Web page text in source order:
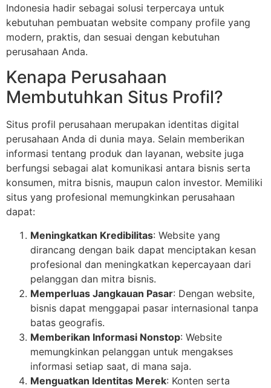
Indonesia hadir sebagai solusi terpercaya untuk
kebutuhan pembuatan website company profile yang
modern, praktis, dan sesuai dengan kebutuhan
perusahaan Anda.
Kenapa Perusahaan
Membutuhkan Situs Profil?
Situs profil perusahaan merupakan identitas digital
perusahaan Anda di dunia maya. Selain memberikan
informasi tentang produk dan layanan, website juga
berfungsi sebagai alat komunikasi antara bisnis serta
konsumen, mitra bisnis, maupun calon investor. Memiliki
situs yang profesional memungkinkan perusahaan
dapat:
Meningkatkan Kredibilitas: Website yang
dirancang dengan baik dapat menciptakan kesan
profesional dan meningkatkan kepercayaan dari
pelanggan dan mitra bisnis.
Memperluas Jangkauan Pasar: Dengan website,
bisnis dapat menggapai pasar internasional tanpa
batas geografis.
Memberikan Informasi Nonstop: Website
memungkinkan pelanggan untuk mengakses
informasi setiap saat, di mana saja.
Menguatkan Identitas Merek: Konten serta